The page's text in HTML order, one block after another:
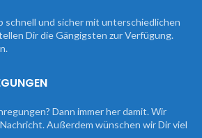
schnell und sicher mit unterschiedlichen
Dir die Gängigsten zur Verfügung.
Dann immer her damit. Wir
Außerdem wünschen wir Dir viel